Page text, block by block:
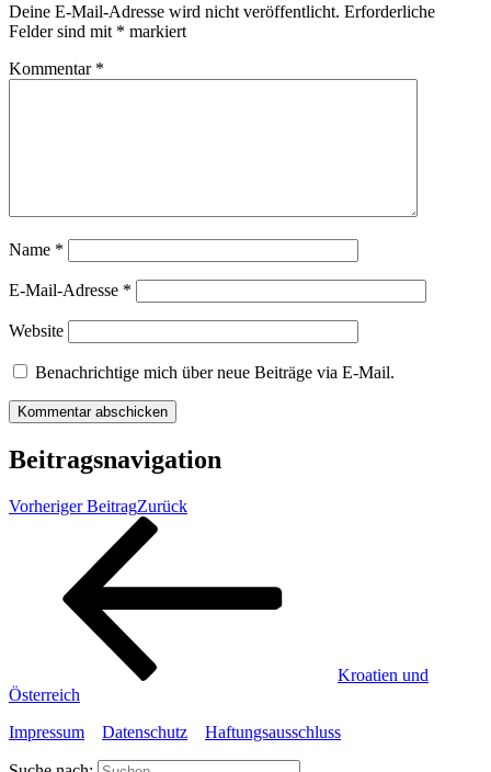
Deine E-Mail-Adresse wird nicht veröffentlicht. Erforderliche
Felder sind mit * markiert
Kommentar *
Name *
E-Mail-Adresse *
Website
Benachrichtige mich über neue Beiträge via E-Mail.
Beitragsnavigation
Vorheriger BeitragZurück
Kroatien und
Österreich
Impressum
Datenschutz Haftungsausschluss